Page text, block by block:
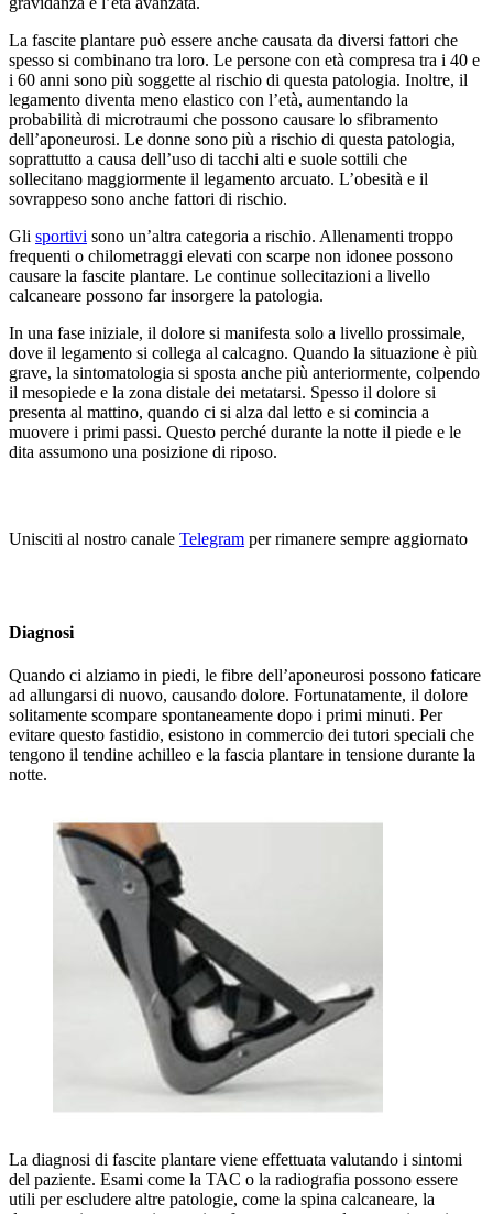
La fascite plantare può essere anche causata da diversi fattori che
spesso si combinano tra loro. Le persone con età compresa tra i 40 e
i 60 anni sono più soggette al rischio di questa patologia. Inoltre, il
legamento diventa meno elastico con l’età, aumentando la
probabilità di microtraumi che possono causare lo sfibramento
dell’aponeurosi. Le donne sono più a rischio di questa patologia,
soprattutto a causa dell’uso di tacchi alti e suole sottili che
sollecitano maggiormente il legamento arcuato. L’obesità e il
sovrappeso sono anche fattori di rischio.
Gli sportivi sono un’altra categoria a rischio. Allenamenti troppo
frequenti o chilometraggi elevati con scarpe non idonee possono
causare la fascite plantare. Le continue sollecitazioni a livello
calcaneare possono far insorgere la patologia.
In una fase iniziale, il dolore si manifesta solo a livello prossimale,
dove il legamento si collega al calcagno. Quando la situazione è più
grave, la sintomatologia si sposta anche più anteriormente, colpendo
il mesopiede e la zona distale dei metatarsi. Spesso il dolore si
presenta al mattino, quando ci si alza dal letto e si comincia a
muovere i primi passi. Questo perché durante la notte il piede e le
dita assumono una posizione di riposo.
Unisciti al nostro canale Telegram per rimanere sempre aggiornato
Diagnosi
Quando ci alziamo in piedi, le fibre dell’aponeurosi possono faticare
ad allungarsi di nuovo, causando dolore. Fortunatamente, il dolore
solitamente scompare spontaneamente dopo i primi minuti. Per
evitare questo fastidio, esistono in commercio dei tutori speciali che
tengono il tendine achilleo e la fascia plantare in tensione durante la
notte.
La diagnosi di fascite plantare viene effettuata valutando i sintomi
del paziente. Esami come la TAC o la radiografia possono essere
utili per escludere altre patologie, come la spina calcaneare, la